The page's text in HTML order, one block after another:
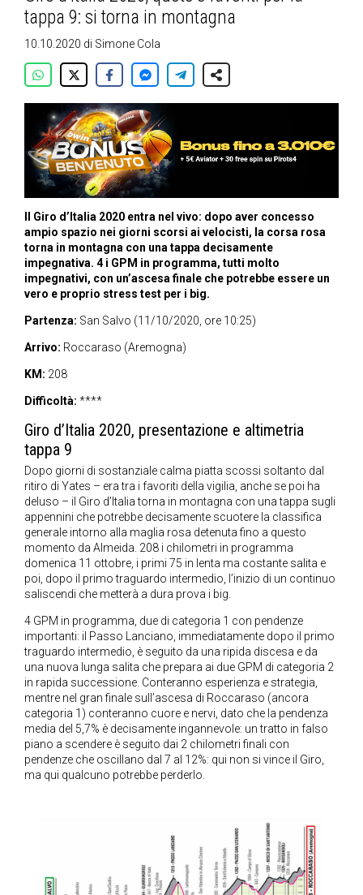
tappa 9: si torna in montagna
10.10.2020 di Simone Cola
Il Giro d’Italia 2020 entra nel vivo: dopo aver concesso
ampio spazio nei giorni scorsi ai velocisti, la corsa rosa
torna in montagna con una tappa decisamente
impegnativa. 4 i GPM in programma, tutti molto
impegnativi, con un’ascesa finale che potrebbe essere un
vero e proprio stress test per i big.
Partenza: San Salvo (11/10/2020, ore 10:25)
Arrivo: Roccaraso (Aremogna)
KM: 208
Difficoltà: ****
Giro d’Italia 2020, presentazione e altimetria
tappa 9
Dopo giorni di sostanziale calma piatta scossi soltanto dal
ritiro di Yates – era tra i favoriti della vigilia, anche se poi ha
deluso – il Giro d’Italia torna in montagna con una tappa sugli
appennini che potrebbe decisamente scuotere la classifica
generale intorno alla maglia rosa detenuta fino a questo
momento da Almeida. 208 i chilometri in programma
domenica 11 ottobre, i primi 75 in lenta ma costante salita e
poi, dopo il primo traguardo intermedio, l’inizio di un continuo
saliscendi che metterà a dura prova i big.
4 GPM in programma, due di categoria 1 con pendenze
importanti: il Passo Lanciano, immediatamente dopo il primo
traguardo intermedio, è seguito da una ripida discesa e da
una nuova lunga salita che prepara ai due GPM di categoria 2
in rapida successione. Conteranno esperienza e strategia,
mentre nel gran finale sull’ascesa di Roccaraso (ancora
categoria 1) conteranno cuore e nervi, dato che la pendenza
media del 5,7% è decisamente ingannevole: un tratto in falso
piano a scendere è seguito dai 2 chilometri finali con
pendenze che oscillano dal 7 al 12%: qui non si vince il Giro,
ma qui qualcuno potrebbe perderlo.